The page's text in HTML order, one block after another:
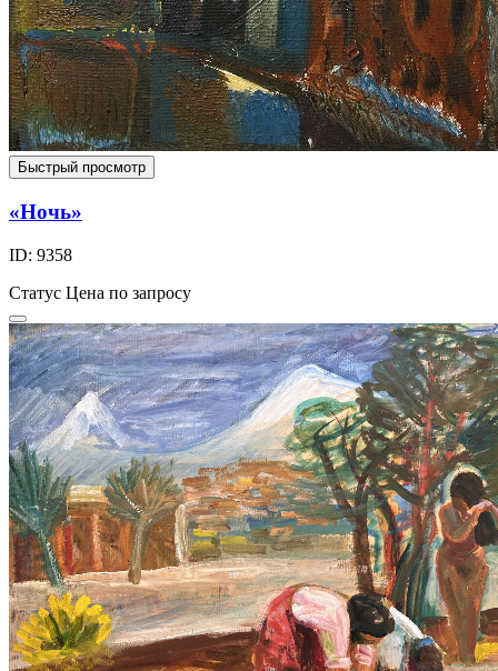
Быстрый просмотр
«Ночь»
ID: 9358
Статус Цена по запросу